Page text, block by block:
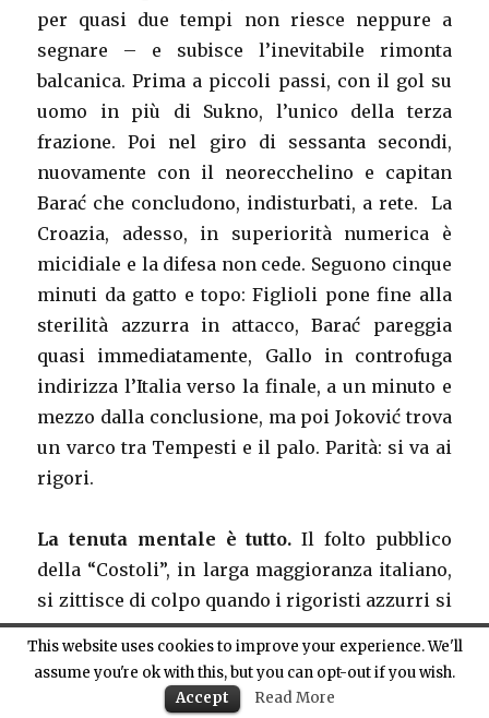
per quasi due tempi non riesce neppure a
segnare – e subisce l’inevitabile rimonta
balcanica. Prima a piccoli passi, con il gol su
uomo in più di Sukno, l’unico della terza
frazione. Poi nel giro di sessanta secondi,
nuovamente con il neorecchelino e capitan
Barać che concludono, indisturbati, a rete. La
Croazia, adesso, in superiorità numerica è
micidiale e la difesa non cede. Seguono cinque
minuti da gatto e topo: Figlioli pone fine alla
sterilità azzurra in attacco, Barać pareggia
quasi immediatamente, Gallo in controfuga
indirizza l’Italia verso la finale, a un minuto e
mezzo dalla conclusione, ma poi Joković trova
un varco tra Tempesti e il palo. Parità: si va ai
rigori.
La tenuta mentale è tutto.Il folto pubblico
della “Costoli”, in larga maggioranza italiano,
si zittisce di colpo quando i rigoristi azzurri si
presentano al limite dei cinque metri: la
concentrazione è altissima. E, diversamente
dalla gara con la Serbia, l’Italia non sbaglia un
This website uses cookies to improve your experience. We'll
assume you're ok with this, but you can opt-out if you wish.
Accept
Read More